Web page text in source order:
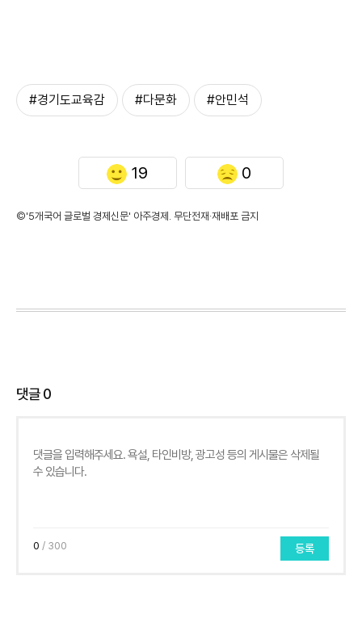
#경기도교육감 #다문화 #안민석
19 0
©'5개국어 글로벌 경제신문' 아주경제. 무단전재·재배포 금지
댓글0
0 / 300 등록